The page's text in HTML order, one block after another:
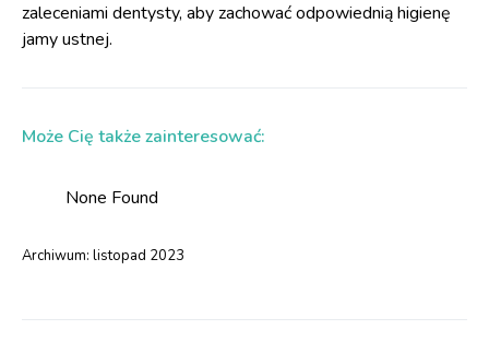
zaleceniami dentysty, aby zachować odpowiednią higienę
jamy ustnej.
Może Cię także zainteresować:
None Found
Archiwum: listopad 2023